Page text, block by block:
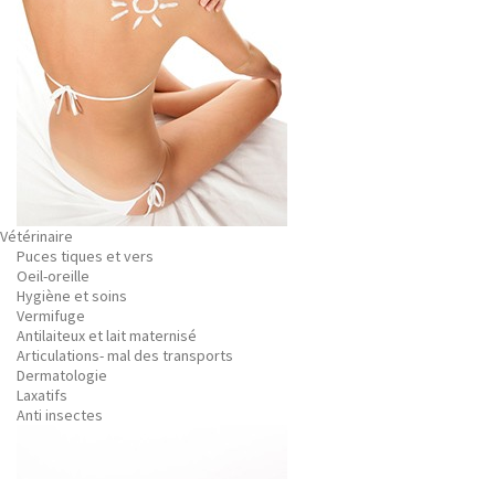
Vétérinaire
Puces tiques et vers
Oeil-oreille
Hygiène et soins
Vermifuge
Antilaiteux et lait maternisé
Articulations- mal des transports
Dermatologie
Laxatifs
Anti insectes